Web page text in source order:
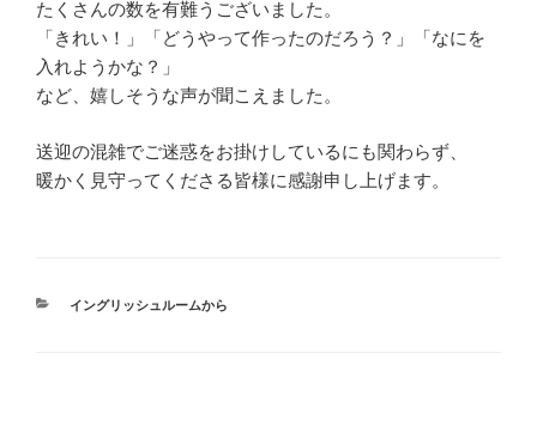
たくさんの数を有難うございました。
「きれい！」「どうやって作ったのだろう？」「なにを
入れようかな？」
など、嬉しそうな声が聞こえました。
送迎の混雑でご迷惑をお掛けしているにも関わらず、
暖かく見守ってくださる皆様に感謝申し上げます。
カ
イングリッシュルームから